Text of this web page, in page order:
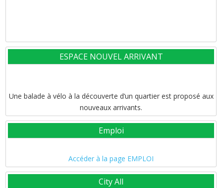
ESPACE NOUVEL ARRIVANT
Une balade à vélo à la découverte d’un quartier est proposé aux
nouveaux arrivants.
Emploi
Accéder à la page EMPLOI
City All